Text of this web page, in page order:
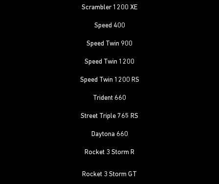
Scrambler 1200 XE
Speed 400
Speed Twin 900
Speed Twin 1200
Speed Twin 1200 RS
Trident 660
Street Triple 765 RS
Daytona 660
Rocket 3 Storm R
Rocket 3 Storm GT